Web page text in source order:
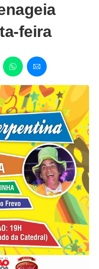
feira